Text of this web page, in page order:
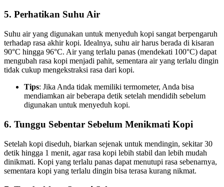
5. Perhatikan Suhu Air
Suhu air yang digunakan untuk menyeduh kopi sangat berpengaruh
terhadap rasa akhir kopi. Idealnya, suhu air harus berada di kisaran
90°C hingga 96°C. Air yang terlalu panas (mendekati 100°C) dapat
mengubah rasa kopi menjadi pahit, sementara air yang terlalu dingin
tidak cukup mengekstraksi rasa dari kopi.
Tips: Jika Anda tidak memiliki termometer, Anda bisa
mendiamkan air beberapa detik setelah mendidih sebelum
digunakan untuk menyeduh kopi.
6. Tunggu Sebentar Sebelum Menikmati Kopi
Setelah kopi diseduh, biarkan sejenak untuk mendingin, sekitar 30
detik hingga 1 menit, agar rasa kopi lebih stabil dan lebih mudah
dinikmati. Kopi yang terlalu panas dapat menutupi rasa sebenarnya,
sementara kopi yang terlalu dingin bisa terasa kurang nikmat.